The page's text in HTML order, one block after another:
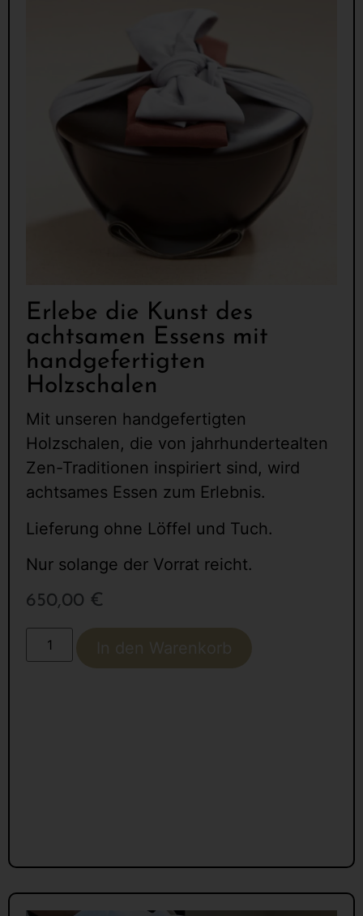
Erlebe die Kunst des
achtsamen Essens mit
handgefertigten
Holzschalen
Mit unseren handgefertigten
Holzschalen, die von jahrhundertealten
Zen-Traditionen inspiriert sind, wird
achtsames Essen zum Erlebnis.
Lieferung ohne Löffel und Tuch.
Nur solange der Vorrat reicht.
650,00 €